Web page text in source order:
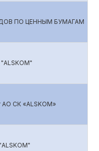
ПО ЦЕННЫМ БУМАГАМ
АО СК «ALSKOM»